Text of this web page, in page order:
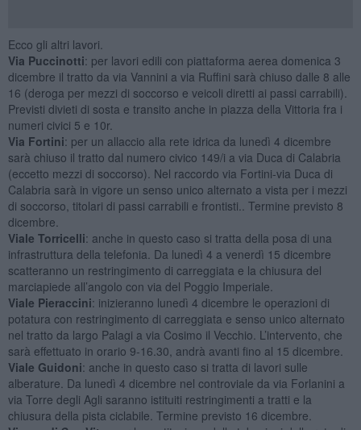
Ecco gli altri lavori.
Via Puccinotti: per lavori edili con piattaforma aerea domenica 3
dicembre il tratto da via Vannini a via Ruffini sarà chiuso dalle 8 alle
16 (deroga per mezzi di soccorso e veicoli diretti ai passi carrabili).
Previsti divieti di sosta e transito anche in piazza della Vittoria fra i
numeri civici 5 e 10r.
Via Fortini: per un allaccio alla rete idrica da lunedì 4 dicembre
sarà chiuso il tratto dal numero civico 149/i a via Duca di Calabria
(eccetto mezzi di soccorso). Nel raccordo via Fortini-via Duca di
Calabria sarà in vigore un senso unico alternato a vista per i mezzi
di soccorso, titolari di passi carrabili e frontisti.. Termine previsto 8
dicembre.
Viale Torricelli: anche in questo caso si tratta della posa di una
infrastruttura della telefonia. Da lunedì 4 a venerdì 15 dicembre
scatteranno un restringimento di carreggiata e la chiusura del
marciapiede all’angolo con via del Poggio Imperiale.
Viale Pieraccini: inizieranno lunedì 4 dicembre le operazioni di
potatura con restringimento di carreggiata e senso unico alternato
nel tratto da largo Palagi a via Cosimo il Vecchio. L’intervento, che
sarà effettuato in orario 9-16.30, andrà avanti fino al 15 dicembre.
Viale Guidoni: anche in questo caso si tratta di lavori sulle
alberature. Da lunedì 4 dicembre nel controviale da via Forlanini a
via Torre degli Agli saranno istituiti restringimenti a tratti e la
chiusura della pista ciclabile. Termine previsto 16 dicembre.